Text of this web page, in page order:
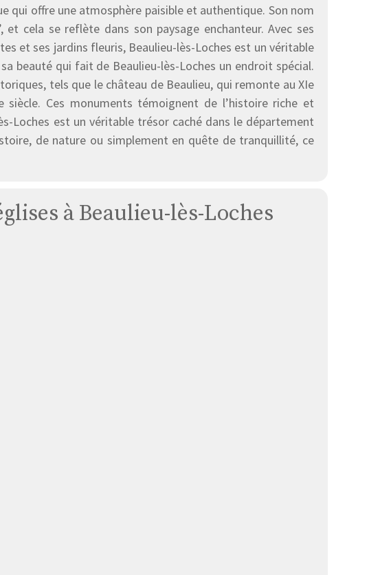
qui offre une atmosphère paisible et authentique. Son nom
cela se reflète dans son paysage enchanteur. Avec ses
et ses jardins fleuris, Beaulieu-lès-Loches est un véritable
beauté qui fait de Beaulieu-lès-Loches un endroit spécial.
tels que le château de Beaulieu, qui remonte au XIe
siècle. Ces monuments témoignent de l’histoire riche et
Loches est un véritable trésor caché dans le département
de nature ou simplement en quête de tranquillité, ce
à Beaulieu-lès-Loches